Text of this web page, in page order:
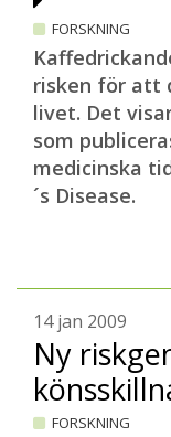
FORSKNING
risken för att
livet. Det
som
medicinska
´s Disease.
14 jan 2009
Ny
FORSKNING